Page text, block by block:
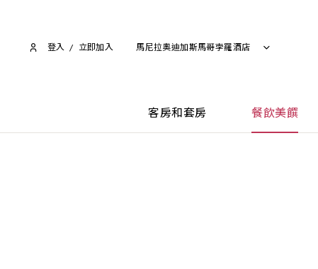
登入 / 立即加入​ 馬尼拉奧迪加斯馬哥孛羅酒店
客房和套房 餐飲美饌